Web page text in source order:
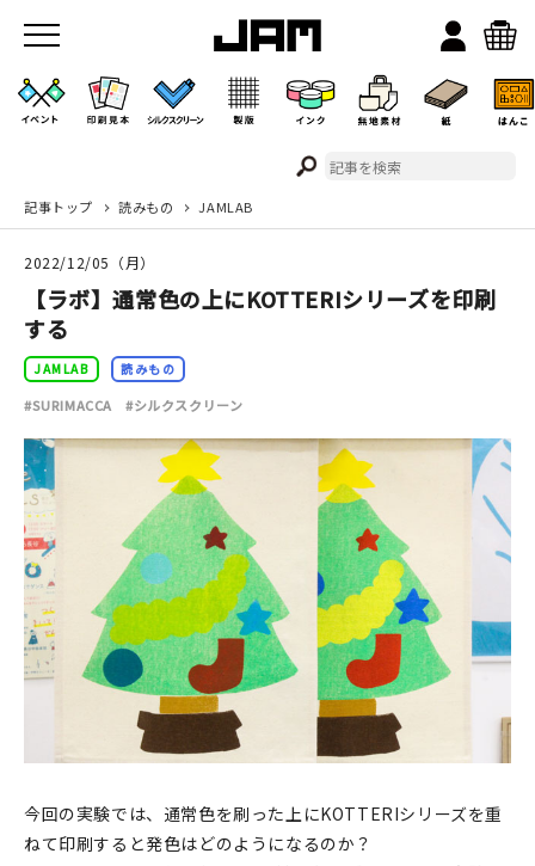
JAMのこと
お店/ワークスペース
イベント
印刷見本
シルクスクリーン
無地素材
文房具
記事トップ 読みもの JAMLAB
2022/12/05（月）
【ラボ】通常色の上にKOTTERIシリーズを印刷
する
JAMLAB 読みもの
#SURIMACCA #シルクスクリーン
今回の実験では、通常色を刷った上にKOTTERIシリーズを重
ねて印刷すると発色はどのようになるのか？